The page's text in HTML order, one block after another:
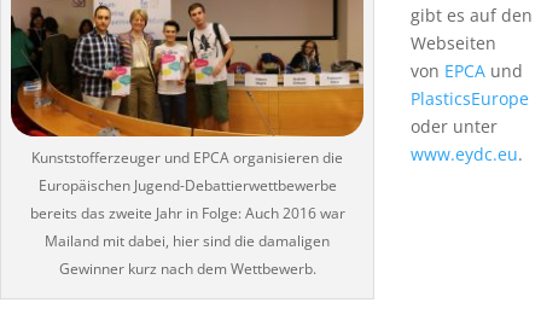
Kunststofferzeuger und EPCA organisieren die
Europäischen Jugend-Debattierwettbewerbe
bereits das zweite Jahr in Folge: Auch 2016 war
Mailand mit dabei, hier sind die damaligen
Gewinner kurz nach dem Wettbewerb.
gibt es auf den
Webseiten
von EPCA und
PlasticsEurope
oder unter
www.eydc.eu.